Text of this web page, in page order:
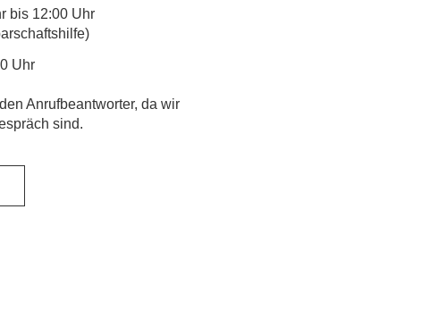
bis 12:00 Uhr
Uhr
Anrufbeantworter, da wir
sind.